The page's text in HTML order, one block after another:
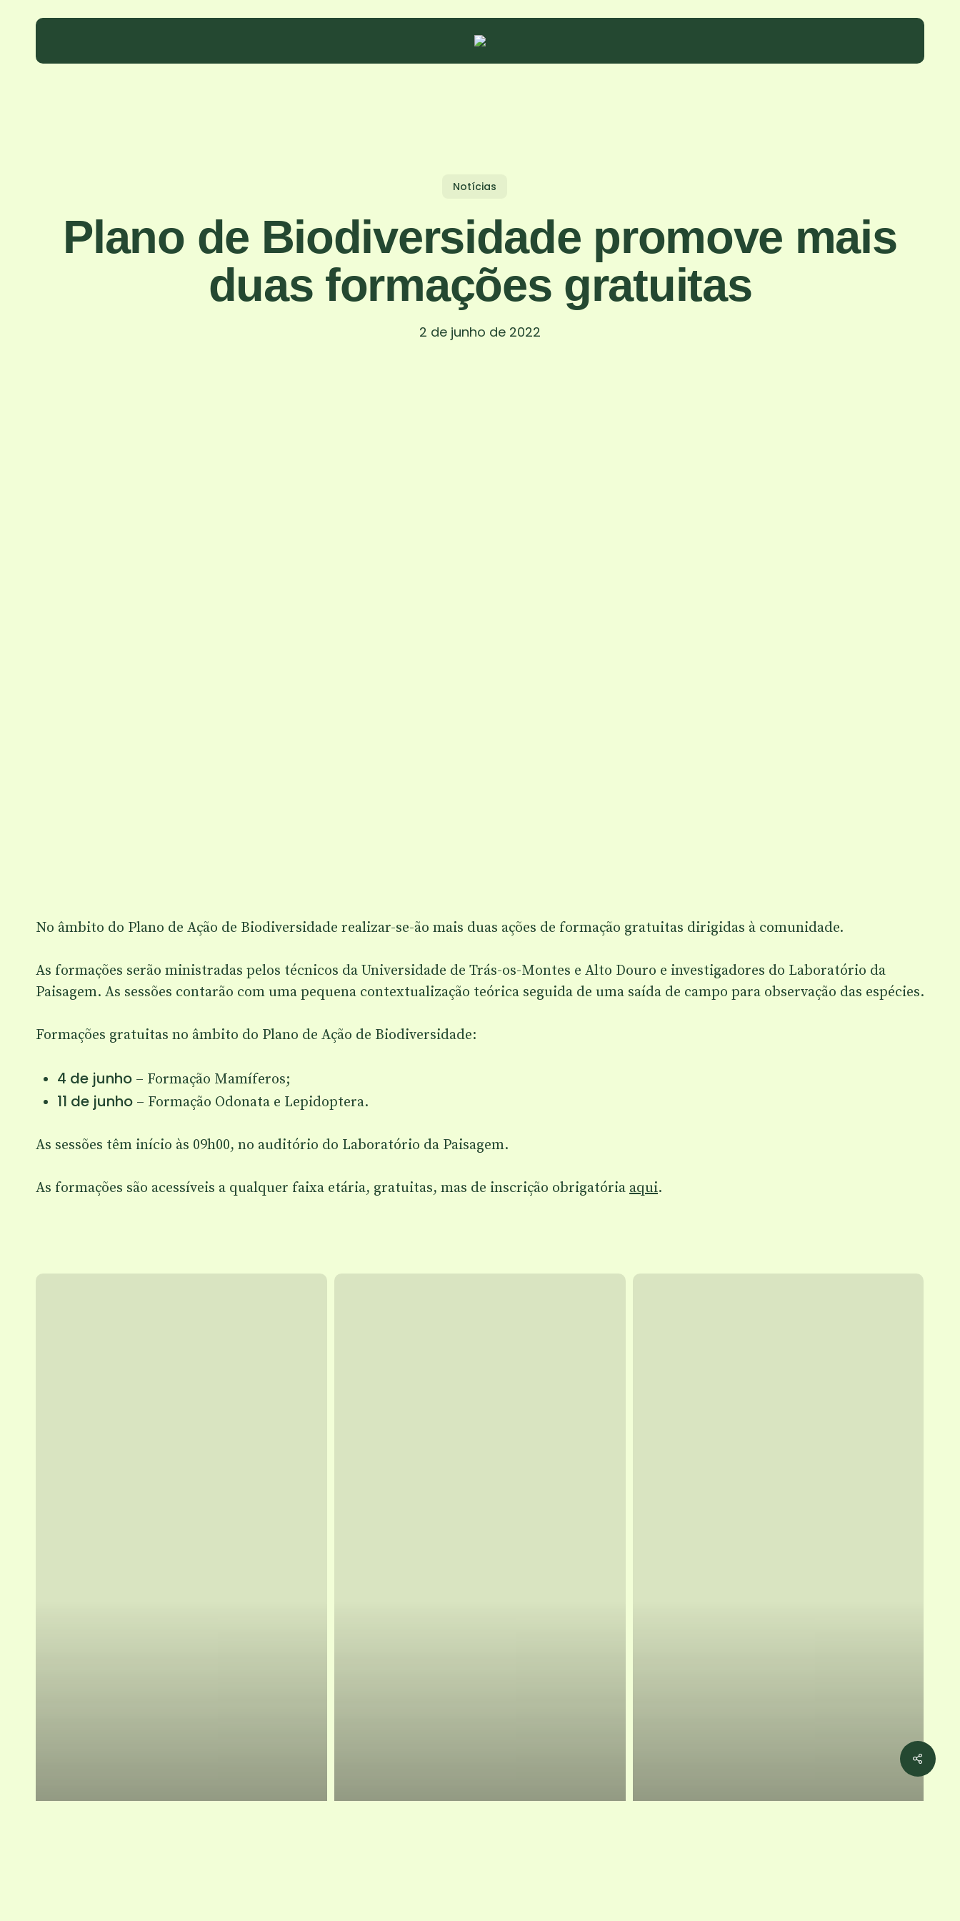
Notícias
Plano de Biodiversidade promove mais
duas formações gratuitas
2 de junho de 2022
No âmbito do Plano de Ação de Biodiversidade realizar-se-ão mais duas ações de formação gratuitas dirigidas à comunidade.
As formações serão ministradas pelos técnicos da Universidade de Trás-os-Montes e Alto Douro e investigadores do Laboratório da
Paisagem. As sessões contarão com uma pequena contextualização teórica seguida de uma saída de campo para observação das espécies.
Formações gratuitas no âmbito do Plano de Ação de Biodiversidade:
4 de junho – Formação Mamíferos;
11 de junho – Formação Odonata e Lepidoptera.
As sessões têm início às 09h00, no auditório do Laboratório da Paisagem.
As formações são acessíveis a qualquer faixa etária, gratuitas, mas de inscrição obrigatória aqui.